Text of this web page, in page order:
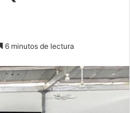
6 minutos de lectura